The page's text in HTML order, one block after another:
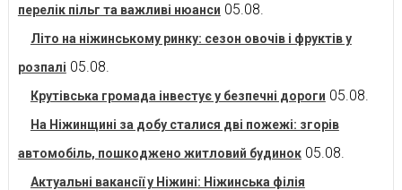
перелік пільг та важливі нюанси 05.08.
Літо на ніжинському ринку: сезон овочів і фруктів у
розпалі 05.08.
Крутівська громада інвестує у безпечні дороги 05.08.
На Ніжинщині за добу сталися дві пожежі: згорів
автомобіль, пошкоджено житловий будинок 05.08.
Актуальні вакансії у Ніжині: Ніжинська філія